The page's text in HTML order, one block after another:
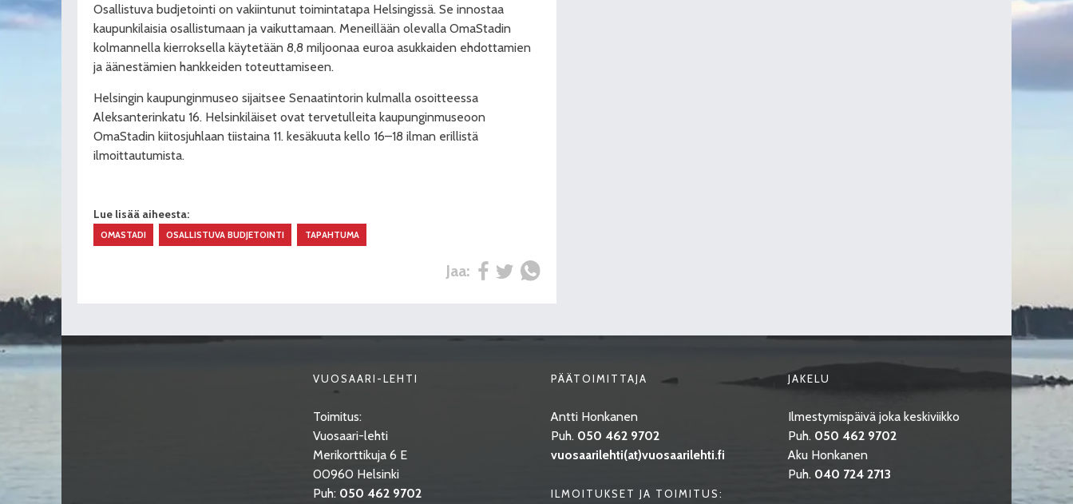
Osallistuva budjetointi on vakiintunut toimintatapa Helsingissä. Se innostaa
kaupunkilaisia osallistumaan ja vaikuttamaan. Meneillään olevalla OmaStadin
kolmannella kierroksella käytetään 8,8 miljoonaa euroa asukkaiden ehdottamien
ja äänestämien hankkeiden toteuttamiseen.
Helsingin kaupunginmuseo sijaitsee Senaatintorin kulmalla osoitteessa
Aleksanterinkatu 16. Helsinkiläiset ovat tervetulleita kaupunginmuseoon
OmaStadin kiitosjuhlaan tiistaina 11. kesäkuuta kello 16–18 ilman erillistä
ilmoittautumista.
Lue lisää aiheesta:
OMASTADI OSALLISTUVA BUDJETOINTI TAPAHTUMA
Jaa:
VUOSAARI-LEHTI
Toimitus:
Vuosaari-lehti
Merikorttikuja 6 E
00960 Helsinki
Puh: 050 462 9702
PÄÄTOIMITTAJA
Antti Honkanen
Puh. 050 462 9702
vuosaarilehti(at)vuosaarilehti.fi
ILMOITUKSET JA TOIMITUS:
JAKELU
Ilmestymispäivä joka keskiviikko
Puh. 050 462 9702
Aku Honkanen
Puh. 040 724 2713